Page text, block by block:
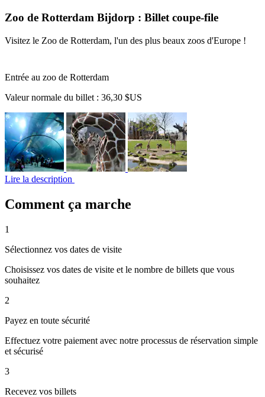
Zoo de Rotterdam Bijdorp : Billet coupe-file
Visitez le Zoo de Rotterdam, l'un des plus beaux zoos d'Europe !
Entrée au zoo de Rotterdam
Valeur normale du billet : 36,30 $US
Lire la description
Comment ça marche
1
Sélectionnez vos dates de visite
Choisissez vos dates de visite et le nombre de billets que vous
souhaitez
2
Payez en toute sécurité
Effectuez votre paiement avec notre processus de réservation simple
et sécurisé
3
Recevez vos billets